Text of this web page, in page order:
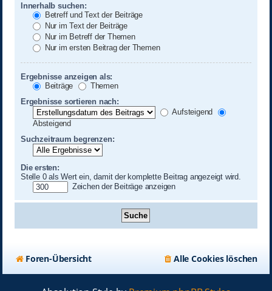
Innerhalb suchen:
Betreff und Text der Beiträge
Nur im Text der Beiträge
Nur im Betreff der Themen
Nur im ersten Beitrag der Themen
Ergebnisse anzeigen als:
Beiträge
Themen
Ergebnisse sortieren nach:
Aufsteigend
Absteigend
Suchzeitraum begrenzen:
Die ersten:
Stelle 0 als Wert ein, damit der komplette Beitrag angezeigt wird.
Zeichen der Beiträge anzeigen
Foren-Übersicht Alle Cookies löschen